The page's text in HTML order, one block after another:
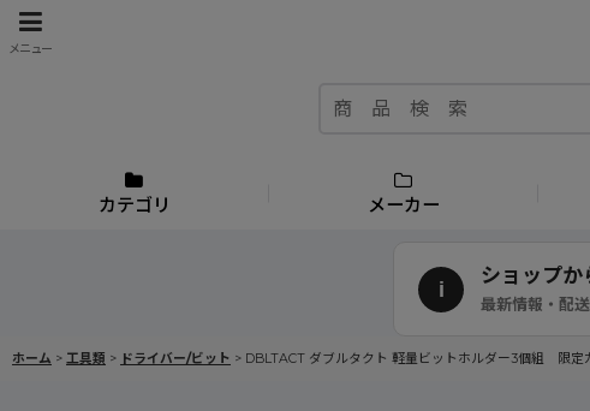
メニュー
カテゴリ メーカー
i
ショップか
最新情報・配
ホーム > 工具類 > ドライバー/ビット > DBLTACT ダブルタクト 軽量ビットホルダー3個組 限